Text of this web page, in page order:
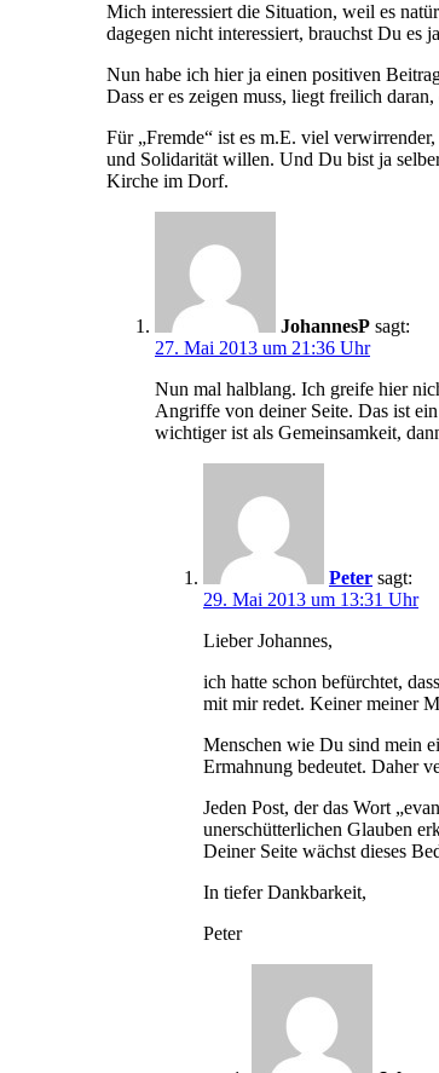
Mich interessiert die Situation, weil es
dagegen nicht interessiert, brauchst Du es
Nun habe ich hier ja einen positiven
Dass er es zeigen muss, liegt freilich
Für „Fremde“ ist es m.E. viel
und Solidarität willen. Und Du bist ja
Kirche im Dorf.
JohannesP sagt:
27. Mai 2013 um 21:36 Uhr
Nun mal halblang. Ich greife hier
Angriffe von deiner Seite. Das ist
wichtiger ist als Gemeinsamkeit,
Peter sagt:
29. Mai 2013 um 13:31 Uhr
Lieber Johannes,
ich hatte schon befürchtet,
mit mir redet. Keiner meiner
Menschen wie Du sind mein
Ermahnung bedeutet. Daher
Jeden Post, der das Wort
unerschütterlichen Glauben
Deiner Seite wächst dieses
In tiefer Dankbarkeit,
Peter